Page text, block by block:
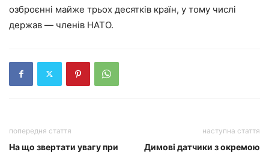
озброєнні майже трьох десятків країн, у тому числі
держав — членів НАТО.
попередня стаття
На що звертати увагу при
наступна стаття
Димові датчики з окремою